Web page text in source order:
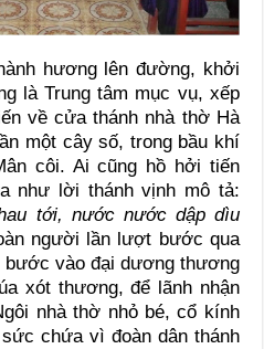
hương lên đường, khởi
là Trung tâm mục vụ, xếp
về cửa thánh nhà thờ Hà
một cây số, trong bầu khí
côi. Ai cũng hồ hởi tiến
như lời thánh vịnh mô tả:
tới, nước nước dập dìu
người lần lượt bước qua
vào đại dương thương
xót thương, để lãnh nhận
nhà thờ nhỏ bé, cổ kính
chứa vì đoàn dân thánh